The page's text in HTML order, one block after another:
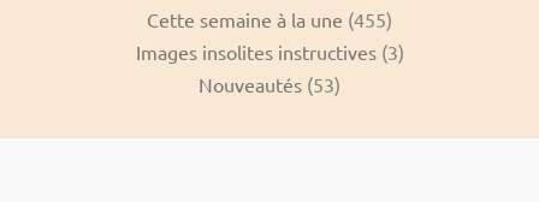
Cette semaine à la une (455)
Images insolites instructives(3)
Nouveautés (53)